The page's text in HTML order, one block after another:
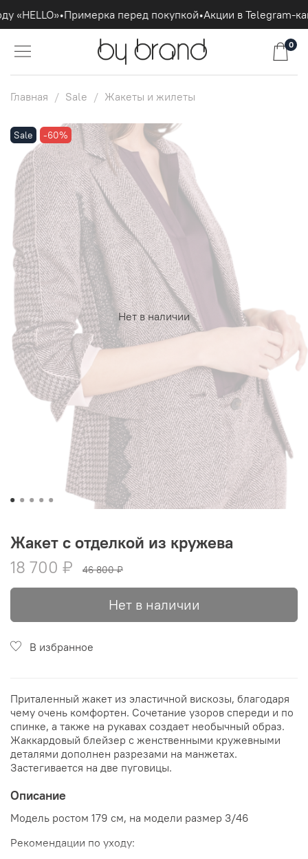
«HELLO»•Примерка перед покупкой•Акции в Telegram-
0
Главная Sale Жакеты и жилеты
Нет в наличии
Sale -60%
Жакет с отделкой из кружева
18 700 ₽
46 800 ₽
Нет в наличии
В избранное
Приталенный жакет из эластичной вискозы, благодаря
чему очень комфортен. Сочетание узоров спереди и по
спинке, а также на рукавах создает необычный образ.
Жаккардовый блейзер с женственными кружевными
деталями дополнен разрезами на манжетах.
Застегивается на две пуговицы.
Описание
Модель ростом 179 см, на модели размер 3/46
Рекомендации по уходу: